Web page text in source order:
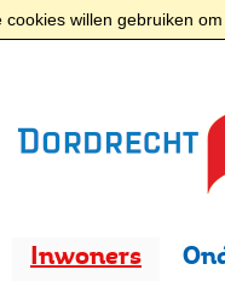
willen gebruiken
Inwoners